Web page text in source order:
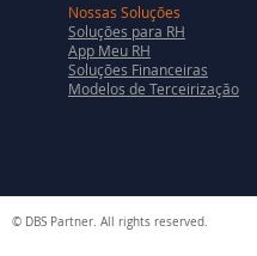
Nossas Soluções
Soluções para RH
App Meu RH
Soluções Financeiras
Modelos de Terceirização
© DBS Partner. All rights reserved.